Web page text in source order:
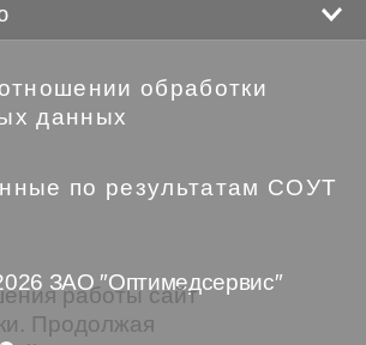
обработки
данных
по результатам СОУТ
ЗАО ″Оптимедсервис″
работы сайт
Продолжая